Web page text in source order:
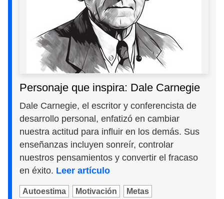
Personaje que inspira: Dale Carnegie
Dale Carnegie, el escritor y conferencista de
desarrollo personal, enfatizó en cambiar
nuestra actitud para influir en los demás. Sus
enseñanzas incluyen sonreír, controlar
nuestros pensamientos y convertir el fracaso
en éxito. Leer artículo
Autoestima Motivación Metas